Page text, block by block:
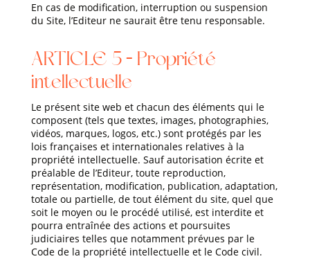
En cas de modification, interruption ou suspension
du Site, l’Editeur ne saurait être tenu responsable.
ARTICLE 5 – Propriété
intellectuelle
Le présent site web et chacun des éléments qui le
composent (tels que textes, images, photographies,
vidéos, marques, logos, etc.) sont protégés par les
lois françaises et internationales relatives à la
propriété intellectuelle. Sauf autorisation écrite et
préalable de l’Editeur, toute reproduction,
représentation, modification, publication, adaptation,
totale ou partielle, de tout élément du site, quel que
soit le moyen ou le procédé utilisé, est interdite et
pourra entraînée des actions et poursuites
judiciaires telles que notamment prévues par le
Code de la propriété intellectuelle et le Code civil.